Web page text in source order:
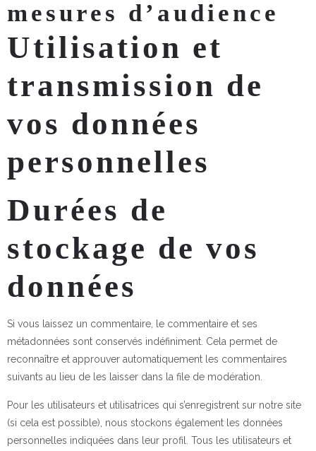
mesures d’audience
Utilisation et
transmission de
vos données
personnelles
Durées de
stockage de vos
données
Si vous laissez un commentaire, le commentaire et ses
métadonnées sont conservés indéfiniment. Cela permet de
reconnaître et approuver automatiquement les commentaires
suivants au lieu de les laisser dans la file de modération.
Pour les utilisateurs et utilisatrices qui s’enregistrent sur notre site
(si cela est possible), nous stockons également les données
personnelles indiquées dans leur profil. Tous les utilisateurs et